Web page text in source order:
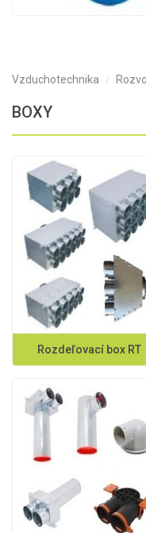
Vzduchotechnika
BOXY
Rozdeľovací box RT